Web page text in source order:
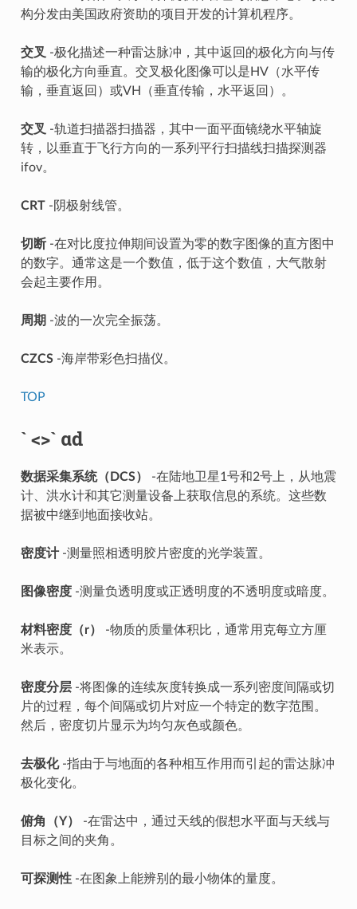
构分发由美国政府资助的项目开发的计算机程序。
交叉 -极化描述一种雷达脉冲，其中返回的极化方向与传
输的极化方向垂直。交叉极化图像可以是HV（水平传
输，垂直返回）或VH（垂直传输，水平返回）。
交叉 -轨道扫描器扫描器，其中一面平面镜绕水平轴旋
转，以垂直于飞行方向的一系列平行扫描线扫描探测器
ifov。
CRT-阴极射线管。
切断-在对比度拉伸期间设置为零的数字图像的直方图中
的数字。通常这是一个数值，低于这个数值，大气散射
会起主要作用。
周期 -波的一次完全振荡。
CZCS-海岸带彩色扫描仪。
TOP
` <>` αd
数据采集系统（DCS）
-在陆地卫星1号和2号上，从地震
计、洪水计和其它测量设备上获取信息的系统。这些数
据被中继到地面接收站。
密度计-测量照相透明胶片密度的光学装置。
图像密度-测量负透明度或正透明度的不透明度或暗度。
材料密度（r）
-物质的质量体积比，通常用克每立方厘
米表示。
密度分层-将图像的连续灰度转换成一系列密度间隔或切
片的过程，每个间隔或切片对应一个特定的数字范围。
然后，密度切片显示为均匀灰色或颜色。
去极化-指由于与地面的各种相互作用而引起的雷达脉冲
极化变化。
俯角（Y）
-在雷达中，通过天线的假想水平面与天线与
目标之间的夹角。
可探测性-在图象上能辨别的最小物体的量度。